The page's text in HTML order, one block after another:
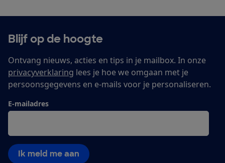
Blijf op de hoogte
Ontvang nieuws, acties en tips in je mailbox. In onze
privacyverklaring lees je hoe we omgaan met je
persoonsgegevens en e-mails voor je personaliseren.
E-mailadres
Ik meld me aan